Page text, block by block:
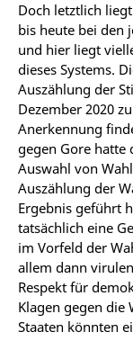
Doch letztlich
bis heute bei den
und hier liegt
dieses Systems.
Auszählung der
Dezember 2020
Anerkennung
gegen Gore hatte
Auswahl von
Auszählung der
Ergebnis geführt
tatsächlich eine
im Vorfeld der
allem dann
Respekt für
Klagen gegen die
Staaten könnten